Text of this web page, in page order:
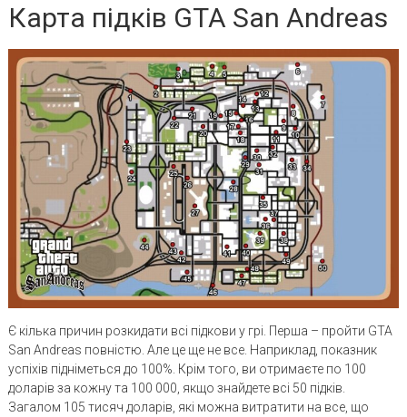
Карта підків GTA San Andreas
Є кілька причин розкидати всі підкови у грі. Перша – пройти GTA
San Andreas повністю. Але це ще не все. Наприклад, показник
успіхів підніметься до 100%. Крім того, ви отримаєте по 100
доларів за кожну та 100 000, якщо знайдете всі 50 підків.
Загалом 105 тисяч доларів, які можна витратити на все, що